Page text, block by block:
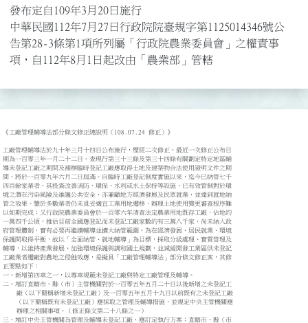
發布定自109年3月20日施行
中華民國112年7月27日行政院院臺規字第1125014346號公
告第28-3條第1項所列屬「行政院農業委員會」之權責事
項，自112年8月1日起改由「農業部」管轄
《工廠管理輔導法部分條文修正總說明（108.07.24 修正）》
工廠管理輔導法於九十年三月十四日公布施行，歷經二次修正，最近一次修正公布日
期為一百零三年一月二十二日。查現行第三十三條及第三十四條有關劃定特定地區輔
導未登記工廠之期間及補辦臨時登記工廠應取得土地及建築物合法使用證明文件之期
間，將於一百零九年六月二日屆滿。自臨時工廠登記制度實施以來，迄今已納管七千
四百餘家業者，其投資改善消防、環保、水利或水土保持等設施，已有效管制對於環
境之潛在污染風險及維護公共安全，亦兼顧地方經濟發展及民眾就業，並達到就地納
管之效果。鑒於多數業者仍未覓妥適宜工業用地遷移，辦理土地使用變更審查程序難
以如期完成；又行政院農業委員會於一百零六年清查法定農業用地既存工廠，佔地約
一萬四千公頃，推估目前全國應登記而未登記工廠家數約有三萬八千家，尚未納入政
府管理體制，實有必要再繼續輔導並擴大納管範圍。為在經濟發展、居民就業、環境
保護間取得平衡，故以「全面納管、就地輔導」為目標，採取分級處理、實質管理及
輔導，以維持產業發展、加強環境保護與調和國土規劃，並減緩開發工業區供未登記
工廠業者遷廠對農地之侵蝕效應，爰擬具「工廠管理輔導法」部分條文修正案，其修
正要點如下：
一、新增第四章之一，以專章規範未登記工廠與特定工廠管理及輔導。
二、增訂直轄市、縣（市）主管機關對於一百零五年五月二十日以後新增之未登記工
三、增訂中央主管機關為管理及輔導未登記工廠，應訂定執行方案；直轄市、縣（市